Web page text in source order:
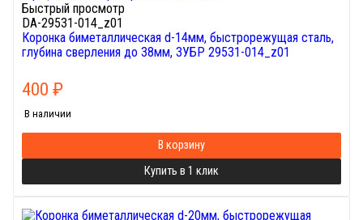
Быстрый просмотр
DA-29531-014_z01
Коронка биметаллическая d-14мм, быстрорежущая сталь,
глубина сверления до 38мм, ЗУБР 29531-014_z01
400 ₽
В наличии
В корзину
Купить в 1 клик